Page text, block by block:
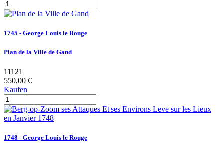
1745 - George Louis le Rouge
Plan de la Ville de Gand
11121
550,00 €
Kaufen
1748 - George Louis le Rouge